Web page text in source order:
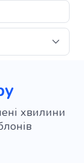
хвилини